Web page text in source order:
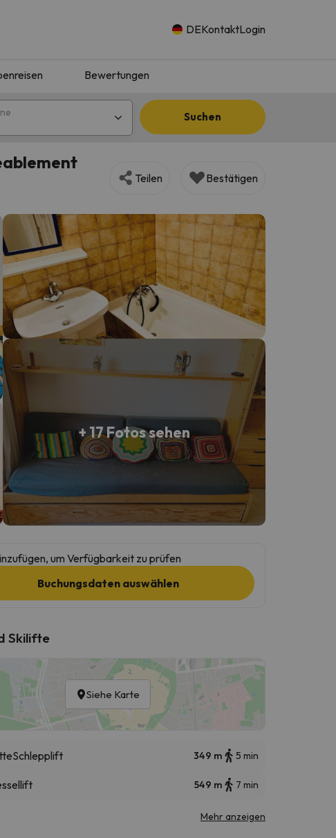
DEKontaktLogin
Bewertungen
Suchen
Teilen Bestätigen
+ 17 Fotos sehen
um Verfügbarkeit zu prüfen
Buchungsdaten auswählen
Skilifte
Siehe Karte
Schlepplift 349 m 5 min
549 m 7 min
Mehr anzeigen